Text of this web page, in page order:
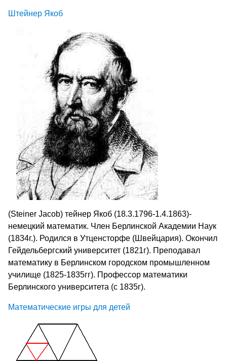
Штейнер Якоб
(Steiner Jacob) тейнер Якоб (18.3.1796-1.4.1863)-
немецкий математик. Член Берлинской Академии Наук
(1834г.). Родился в Утценсторфе (Швейцария). Окончил
Гейдельбергский университет (1821г). Преподавал
математику в Берлинском городском промышленном
училище (1825-1835гг). Профессор математики
Берлинского университета (с 1835г).
Математические игры для детей